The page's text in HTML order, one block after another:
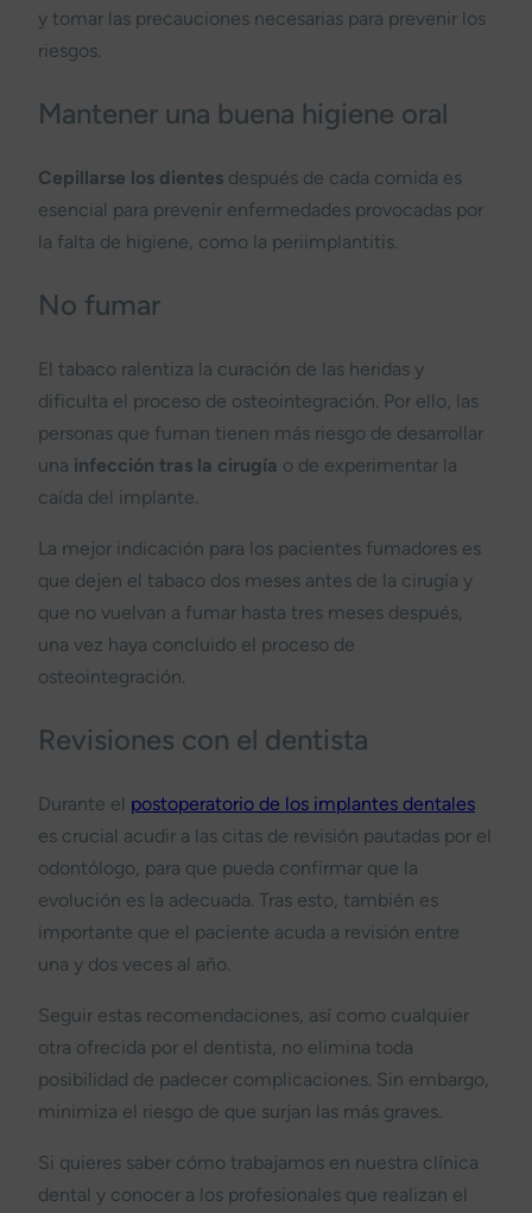
y tomar las precauciones necesarias para prevenir los
riesgos.
Mantener una buena higiene oral
Cepillarse los dientes después de cada comida es
esencial para prevenir enfermedades provocadas por
la falta de higiene, como la periimplantitis.
No fumar
El tabaco ralentiza la curación de las heridas y
dificulta el proceso de osteointegración. Por ello, las
personas que fuman tienen más riesgo de desarrollar
una infección tras la cirugía o de experimentar la
caída del implante.
La mejor indicación para los pacientes fumadores es
que dejen el tabaco dos meses antes de la cirugía y
que no vuelvan a fumar hasta tres meses después,
una vez haya concluido el proceso de
osteointegración.
Revisiones con el dentista
Durante el postoperatorio de los implantes dentales
es crucial acudir a las citas de revisión pautadas por el
odontólogo, para que pueda confirmar que la
evolución es la adecuada. Tras esto, también es
importante que el paciente acuda a revisión entre
una y dos veces al año.
Seguir estas recomendaciones, así como cualquier
otra ofrecida por el dentista, no elimina toda
posibilidad de padecer complicaciones. Sin embargo,
minimiza el riesgo de que surjan las más graves.
Si quieres saber cómo trabajamos en nuestra clínica
dental y conocer a los profesionales que realizan el